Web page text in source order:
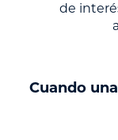
de
Cuando